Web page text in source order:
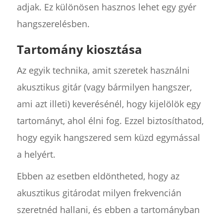
adjak. Ez különösen hasznos lehet egy gyér
hangszerelésben.
Tartomány kiosztása
Az egyik technika, amit szeretek használni
akusztikus gitár (vagy bármilyen hangszer,
ami azt illeti) keverésénél, hogy kijelölök egy
tartományt, ahol élni fog. Ezzel biztosíthatod,
hogy egyik hangszered sem küzd egymással
a helyért.
Ebben az esetben eldöntheted, hogy az
akusztikus gitárodat milyen frekvencián
szeretnéd hallani, és ebben a tartományban